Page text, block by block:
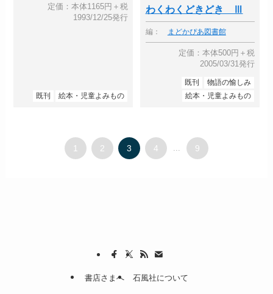
定価：本体1165円＋税
1993/12/25発行
既刊 絵本・児童よみもの
わくわくどきどき Ⅲ
編： まどかぴあ図書館
定価：本体500円＋税
2005/03/31発行
既刊
物語の愉しみ
絵本・児童よみもの
1 2 3 4 ... 9
書店さまへ 石風社について